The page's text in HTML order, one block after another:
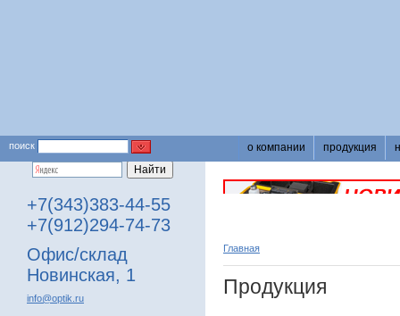
поиск о компании продукция
+7(343)383-44-55
+7(912)294-74-73
Офис/склад
Новинская, 1
info@optik.ru
Главная
Продукция